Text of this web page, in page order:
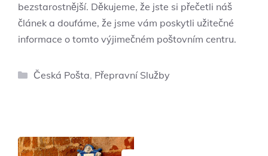
bezstarostnější. Děkujeme, že jste si přečetli náš
článek a doufáme, že jsme vám poskytli užitečné
informace o tomto výjimečném poštovním centru.
Rubriky
Česká Pošta, Přepravní Služby